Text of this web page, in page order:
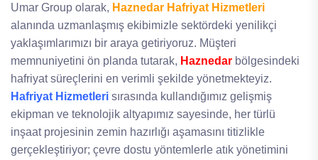
Umar Group olarak, Haznedar Hafriyat Hizmetleri
alanında uzmanlaşmış ekibimizle sektördeki yenilikçi
yaklaşımlarımızı bir araya getiriyoruz. Müşteri
memnuniyetini ön planda tutarak, Haznedar bölgesindeki
hafriyat süreçlerini en verimli şekilde yönetmekteyiz.
Hafriyat Hizmetleri sırasında kullandığımız gelişmiş
ekipman ve teknolojik altyapımız sayesinde, her türlü
inşaat projesinin zemin hazırlığı aşamasını titizlikle
gerçekleştiriyor; çevre dostu yöntemlerle atık yönetimini